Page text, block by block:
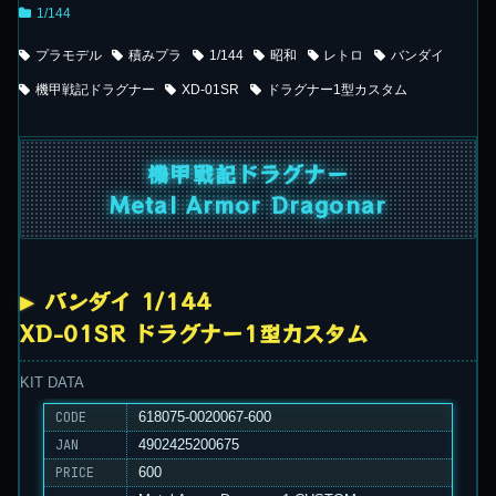
1/144
プラモデル 積みプラ 1/144 昭和 レトロ バンダイ
機甲戦記ドラグナー XD-01SR ドラグナー1型カスタム
機甲戦記ドラグナー
Metal Armor Dragonar
バンダイ 1/144
XD-01SR ドラグナー1型カスタム
KIT DATA
CODE 618075-0020067-600
JAN 4902425200675
PRICE
600